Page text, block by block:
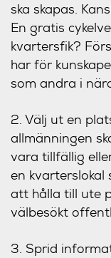
ska skapas.
En gratis
kvartersfik?
har för
som andra i
2. Välj ut en
allmänningen
vara tillfällig
en kvarterslokal
att hålla till ute
välbesökt
3. Sprid